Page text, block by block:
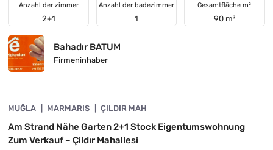
Anzahl der zimmer
2+1
Anzahl der badezimmer
1
Gesamtfläche m²
90 m²
Bahadır BATUM
Firmeninhaber
INVESTITION
MUĞLA MARMARIS ÇILDIR MAH
Am Strand Nähe Garten 2+1 Stock Eigentumswohnung
Zum Verkauf – Çildır Mahallesi